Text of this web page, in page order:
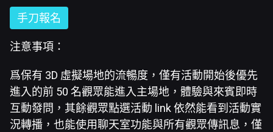
手刀報名
注意事項：
爲保有 3D 虛擬場地的流暢度，僅有活動開始後優先
進入的前 50 名觀眾能進入主場地，體驗與來賓即時
互動發問，其餘觀眾點選活動 link 依然能看到活動實
況轉播，也能使用聊天室功能與所有觀眾傳訊息，僅